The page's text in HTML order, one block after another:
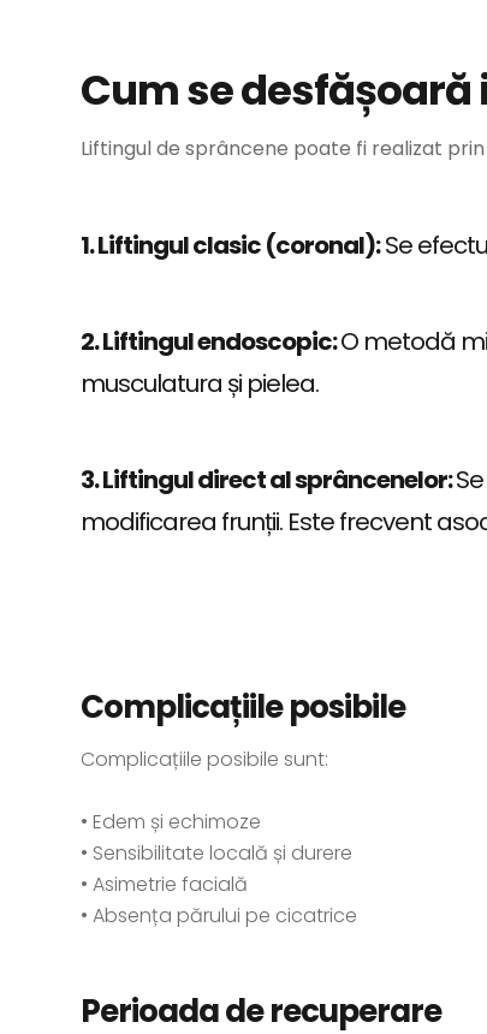
Cum se
Liftingul de sprâncene poate fi realizat
1. Liftingul clasic (coronal):Se
2. Liftingul endoscopic:O metodă
musculatura și pielea.
3. Liftingul direct al sprâncenelor:
modificarea frunții. Este frecvent
Complicațiile posibile
Complicațiile posibile sunt:
• Edem și echimoze
• Sensibilitate locală și durere
• Asimetrie facială
• Absența părului pe cicatrice
Perioada de recuperare